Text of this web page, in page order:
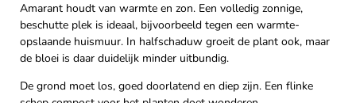
Amarant houdt van warmte en zon. Een volledig zonnige,
beschutte plek is ideaal, bijvoorbeeld tegen een warmte-
opslaande huismuur. In halfschaduw groeit de plant ook, maar
de bloei is daar duidelijk minder uitbundig.
De grond moet los, goed doorlatend en diep zijn. Een flinke